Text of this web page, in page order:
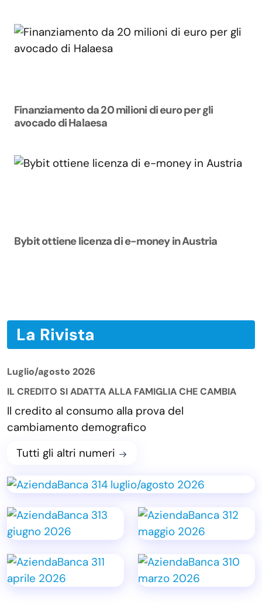
Finanziamento da 20 milioni di euro per gli
avocado di Halaesa
Bybit ottiene licenza di e-money in Austria
La Rivista
Luglio/agosto 2026
IL CREDITO SI ADATTA ALLA FAMIGLIA CHE CAMBIA
Il credito al consumo alla prova del
cambiamento demografico
Tutti gli altri numeri